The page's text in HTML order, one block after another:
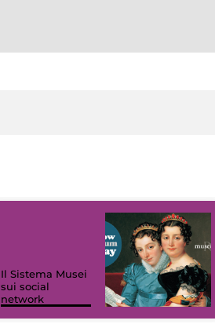
Il Sistema Musei
sui social
network